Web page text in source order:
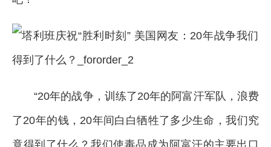
“20年的战争，训练了20年的阿富汗军队，浪费
了20年的钱，20年间白白牺牲了多少生命，我们究
竟得到了什么？我们使毒品成为阿富汗的主要出口